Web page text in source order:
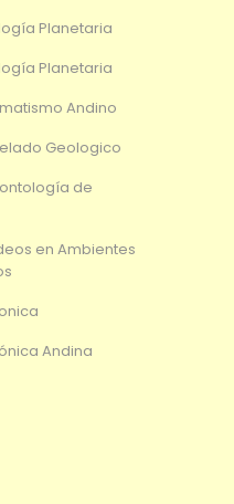
Planetaria
Planetaria
Andino
Geologico
de
en Ambientes
Andina